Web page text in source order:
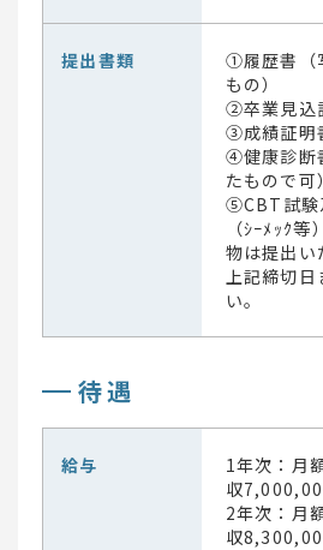
提出書類
①履歴書（
もの）
②卒業見込
③成績証明
④健康診断
たもので可）
⑤CBT試験
（ｼｰﾒｯｸ
物は提出い
上記締切日
い。
待遇
給与
1年次：
収
2年次：
収